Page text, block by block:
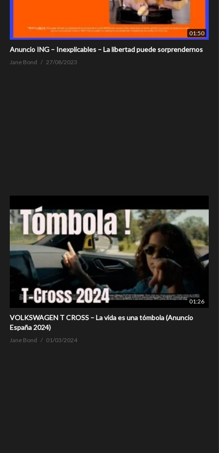
01:50
Anuncio ING – Inexplicables – La libertad puede sorprendernos
Jane Bond 27/08/2023
01:26
VOLKSWAGEN T CROSS – La vida es una tómbola (Anuncio
España 2024)
Jane Bond 01/03/2024